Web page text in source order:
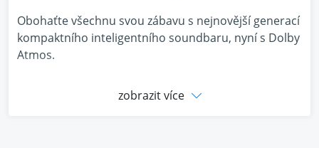
Obohaťte všechnu svou zábavu s nejnovější generací
kompaktního inteligentního soundbaru, nyní s Dolby
Atmos.
Vychutnejte si panoramatický zvuk a křišťálově čistý
zobrazit více